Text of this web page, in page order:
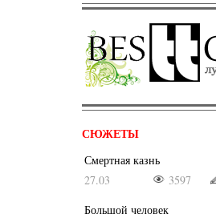
СЮЖЕТЫ
Смертная казнь
27.03
3597
Большой человек